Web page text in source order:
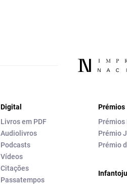
Digital
Livros em PDF
Audiolivros
Podcasts
Vídeos
Citações
Passatempos
Prémios
Prémio
Prémio